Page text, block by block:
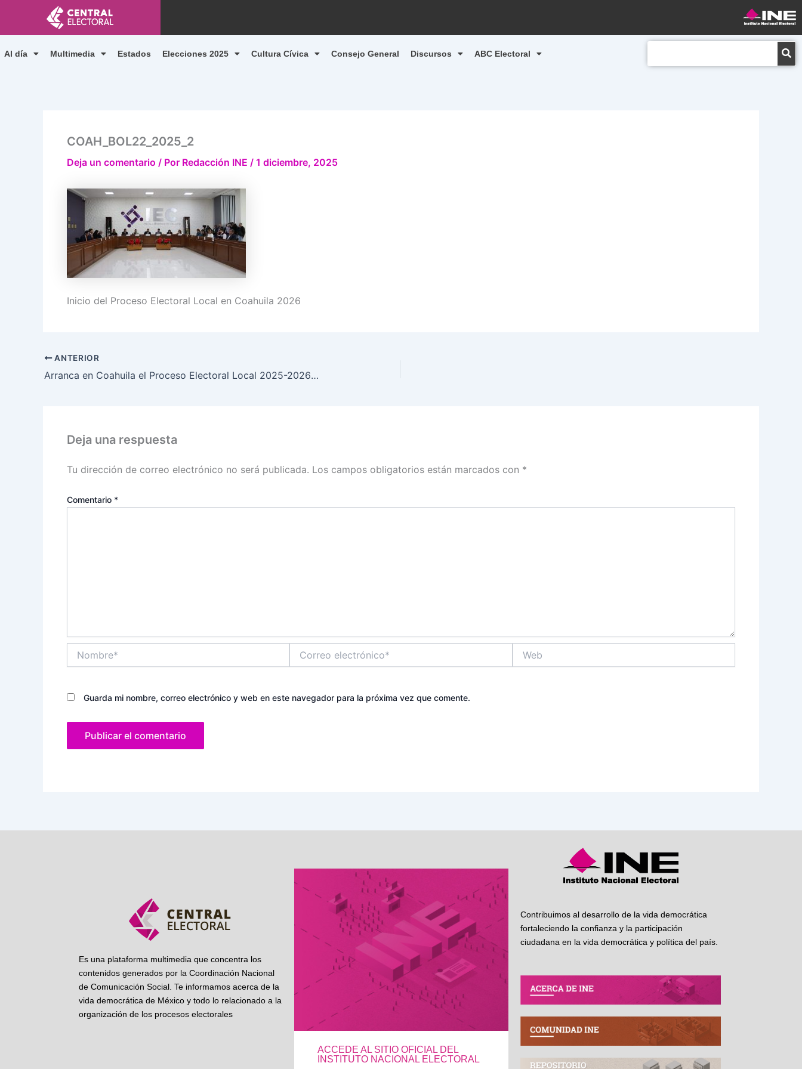
contenido
Al día Multimedia Estados Elecciones 2025 Cultura Cívica Consejo General Discursos ABC Electoral
COAH_BOL22_2025_2
Deja un comentario / Por Redacción INE / 1 diciembre, 2025
Inicio del Proceso Electoral Local en Coahuila 2026
ANTERIOR
Arranca en Coahuila el Proceso Electoral Local 2025-2026 con respaldo del INE y el IEC
Deja una respuesta
Tu dirección de correo electrónico no será publicada. Los campos obligatorios están marcados con *
Comentario *
electrónico*
Guarda mi nombre, correo electrónico y web en este navegador para la próxima vez que comente.
Es una plataforma multimedia que concentra los
contenidos generados por la Coordinación Nacional
de Comunicación Social. Te informamos acerca de la
vida democrática de México y todo lo relacionado a la
organización de los procesos electorales
ACCEDE AL SITIO OFICIAL DEL
INSTITUTO NACIONAL ELECTORAL
Contribuimos al desarrollo de la vida democrática
fortaleciendo la confianza y la participación
ciudadana en la vida democrática y política del país.